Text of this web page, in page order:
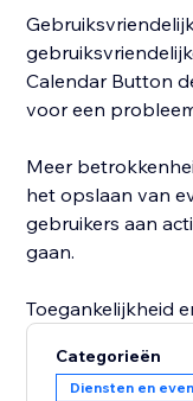
Calendar Button
voor een
Meer
het opslaan van
gebruikers aan
gaan.
Toegankelijkheid
inclusieve
Categorieën
Diensten en